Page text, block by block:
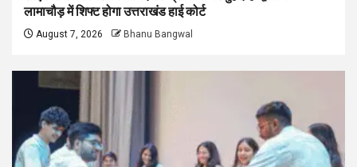
लामाचौड़ में शिफ्ट होगा उत्तराखंड हाई कोर्ट
August 7, 2026 Bhanu Bangwal